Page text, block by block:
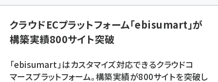
yahoo (1908)
クラウドECプラットフォーム「ebisumart」が
構築実績800サイト突破
「ebisumart」はカスタマイズ対応できるクラウドコ
マースプラットフォーム。構築実績が800サイトを突破し
AI
アル
交流